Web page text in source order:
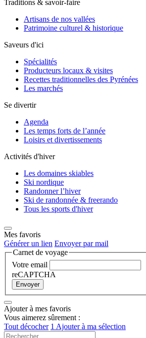
Traditions & savoir-faire
Artisans de nos vallées
Patrimoine culturel & historique
Saveurs d'ici
Spécialités
Producteurs locaux & visites
Recettes traditionnelles des Pyrénées
Les marchés
Se divertir
Agenda
Les temps forts de l’année
Loisirs et divertissements
Activités d'hiver
Les domaines skiables
Ski nordique
Randonner l’hiver
Ski de randonnée & freerando
Tous les sports d'hiver
Mes favoris
Générer un lien Envoyer par mail
Carnet de voyage
Votre email
reCAPTCHA
Envoyer
Ajouter à mes favoris
Vous aimerez sûrement :
Tout décocher 1 Ajouter à ma sélection